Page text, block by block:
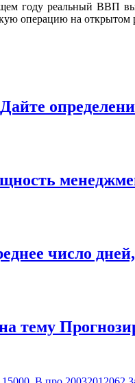
году реальный ВВП
операцию на
число
тему